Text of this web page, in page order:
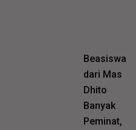
Beasiswa
dari Mas
Dhito
Banyak
Peminat,